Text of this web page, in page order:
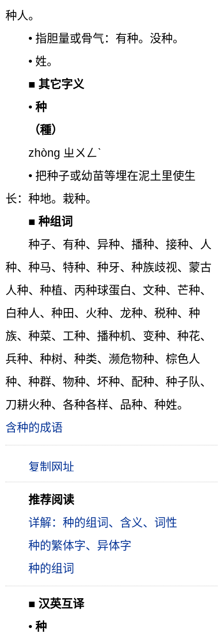
种人。
• 指胆量或骨气：有种。没种。
• 姓。
■ 其它字义
•种
（種）
zhòng ㄓㄨㄥˋ
• 把种子或幼苗等埋在泥土里使生
长：种地。栽种。
■种组词
种子、有种、异种、播种、接种、人
种、种马、特种、种牙、种族歧视、蒙古
人种、种植、丙种球蛋白、文种、芒种、
白种人、种田、火种、龙种、税种、种
族、种菜、工种、播种机、变种、种花、
兵种、种树、种类、濒危物种、棕色人
种、种群、物种、坏种、配种、种子队、
刀耕火种、各种各样、品种、种姓。
含种的成语
推荐阅读
详解：种的组词、含义、词性
种的繁体字、异体字
种的组词
■ 汉英互译
•种